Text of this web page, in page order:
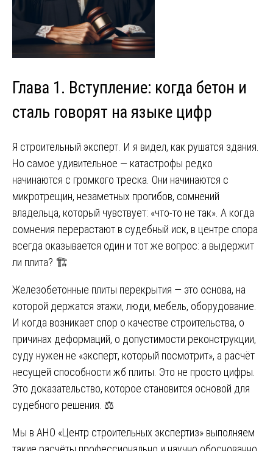
Глава 1. Вступление: когда бетон и
сталь говорят на языке цифр
Я строительный эксперт. И я видел, как рушатся здания.
Но самое удивительное — катастрофы редко
начинаются с громкого треска. Они начинаются с
микротрещин, незаметных прогибов, сомнений
владельца, который чувствует: «что-то не так». А когда
сомнения перерастают в судебный иск, в центре спора
всегда оказывается один и тот же вопрос: а выдержит
ли плита? 🏗️
Железобетонные плиты перекрытия — это основа, на
которой держатся этажи, люди, мебель, оборудование.
И когда возникает спор о качестве строительства, о
причинах деформаций, о допустимости реконструкции,
суду нужен не «эксперт, который посмотрит», а расчёт
несущей способности жб плиты. Это не просто цифры.
Это доказательство, которое становится основой для
судебного решения. ⚖️
Мы в АНО «Центр строительных экспертиз» выполняем